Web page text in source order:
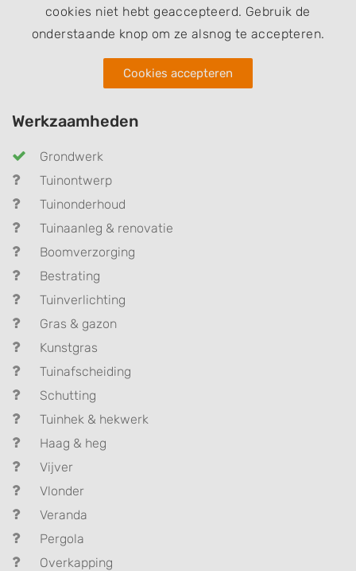
cookies niet hebt geaccepteerd. Gebruik de
onderstaande knop om ze alsnog te accepteren.
Cookies accepteren
Werkzaamheden
Grondwerk
Tuinontwerp
Tuinonderhoud
Tuinaanleg & renovatie
Boomverzorging
Bestrating
Tuinverlichting
Gras & gazon
Kunstgras
Tuinafscheiding
Schutting
Tuinhek & hekwerk
Haag & heg
Vijver
Vlonder
Veranda
Pergola
Overkapping